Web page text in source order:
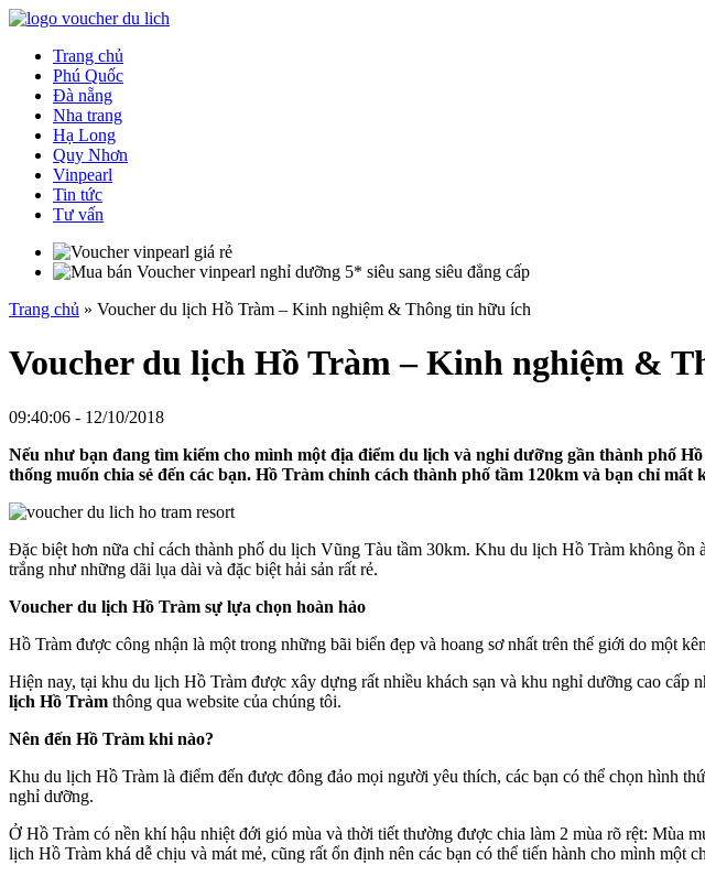
Trang chủ
Phú Quốc
Đà nẵng
Nha trang
Hạ Long
Quy Nhơn
Vinpearl
Tin tức
Tư vấn
Trang chủ » Voucher du lịch Hồ Tràm – Kinh nghiệm & Thông tin hữu ích
Voucher du lịch Hồ Tràm – Kinh nghiệm &
09:40:06 - 12/10/2018
Nếu như bạn đang tìm kiếm cho mình một địa điểm du lịch và nghỉ dưỡng gần thành phố
thống muốn chia sẻ đến các bạn. Hồ Tràm chỉnh cách thành phố tầm 120km và bạn chỉ
Đặc biệt hơn nữa chỉ cách thành phố du lịch Vũng Tàu tầm 30km. Khu du lịch Hồ Tràm không
trắng như những dãi lụa dài và đặc biệt hải sản rất rẻ.
Voucher du lịch Hồ Tràm sự lựa chọn hoàn hảo
Hồ Tràm được công nhận là một trong những bãi biển đẹp và hoang sơ nhất trên thế giới do một
Hiện nay, tại khu du lịch Hồ Tràm được xây dựng rất nhiều khách sạn và khu nghỉ dưỡng cao
lịch Hồ Tràm thông qua website của chúng tôi.
Nên đến Hồ Tràm khi nào?
Khu du lịch Hồ Tràm là điểm đến được đông đảo mọi người yêu thích, các bạn có thể chọn hình
nghỉ dưỡng.
Ở Hồ Tràm có nền khí hậu nhiệt đới gió mùa và thời tiết thường được chia làm 2 mùa rõ rệt: Mùa
lịch Hồ Tràm khá dễ chịu và mát mẻ, cũng rất ổn định nên các bạn có thể tiến hành cho mình